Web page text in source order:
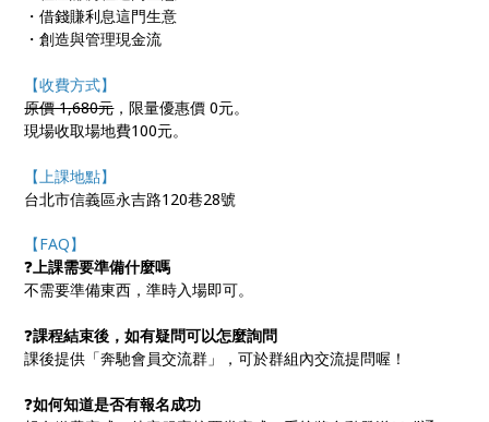
・借錢賺利息這門生意
・創造與管理現金流
【收費方式】
原價 1,680元，限量優惠價 0元。
現場收取場地費100元。
【上課地點】
台北市信義區永吉路120巷28號
【FAQ】
❓上課需要準備什麼嗎
不需要準備東西，準時入場即可。
❓課程結束後，如有疑問可以怎麼詢問
課後提供「奔馳會員交流群」，可於群組內交流提問喔！
❓如何知道是否有報名成功